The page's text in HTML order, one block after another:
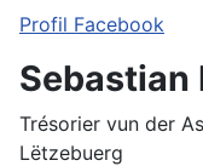
Profil Facebook
Sebastian
Trésorier vun der
Lëtzebuerg